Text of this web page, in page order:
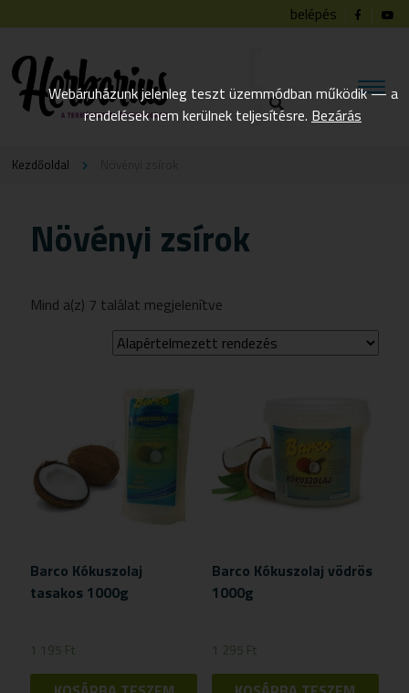
belépés
Kezdőoldal
Növényi zsírok
Mind a(z) 7 találat megjelenítve
Barco Kókuszolaj
tasakos 1000g
1 195 Ft
Barco Kókuszolaj vödrös
1000g
1 295 Ft
Webáruházunk jelenleg teszt üzemmódban működik — a
rendelések nem kerülnek teljesítésre. Bezárás